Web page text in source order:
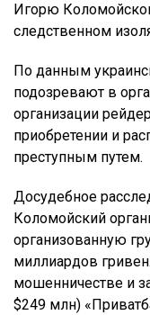
Игорю
следственном
По данным
подозревают в
организации
приобретении и
преступным путем.
Досудебное
Коломойский
организованную
миллиардов
мошенничестве и
$249 млн)